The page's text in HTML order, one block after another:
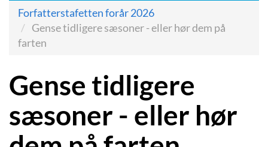
Forfatterstafetten forår 2026
Gense tidligere sæsoner - eller hør dem på
farten
Gense tidligere
sæsoner - eller hør